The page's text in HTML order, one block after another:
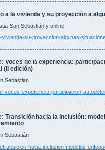
a la vivienda y su proyección a
San Sebastián y online
su-proyeccion-algunas-
Voces de la experiencia:
(II edición)
Sebastián
voces-experiencia-participacion-
Transición hacia la inclusión:
Sebastián
hacia-inclusion-modelos-